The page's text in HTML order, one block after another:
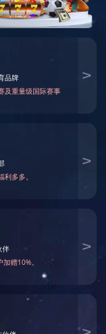
日成立。秉承“诚信创造财
方案。以银行监管资金，控
险节能管理。